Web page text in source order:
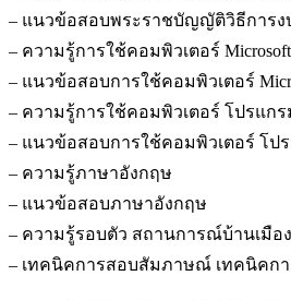
– แนวข้อสอบพระราชบัญญัติวิธีการง
– ความรู้การใช้คอมพิวเตอร์ Microsoft
– แนวข้อสอบการใช้คอมพิวเตอร์
– ความรู้การใช้คอมพิวเตอร์ โปรแกร
– แนวข้อสอบการใช้คอมพิวเตอร์ โปร
– ความรู้ภาษาอังกฤษ
– แนวข้อสอบภาษาอังกฤษ
– ความรู้รอบตัว สถานการณ์บ้านเมือ
– เทคนิคการสอบสัมภาษณ์ เทคนิคก